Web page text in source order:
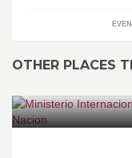
OTHER PLACES